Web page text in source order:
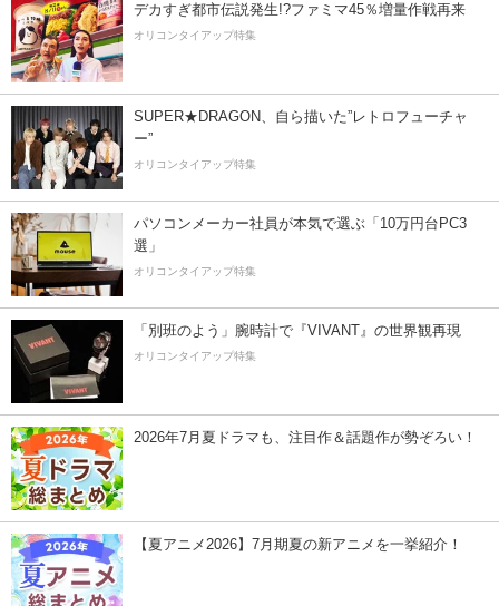
デカすぎ都市伝説発生!?ファミマ45％増量作戦再来
オリコンタイアップ特集
SUPER★DRAGON、自ら描いた”レトロフューチャ
ー”
オリコンタイアップ特集
パソコンメーカー社員が本気で選ぶ「10万円台PC3
選」
オリコンタイアップ特集
「別班のよう」腕時計で『VIVANT』の世界観再現
オリコンタイアップ特集
2026年7月夏ドラマも、注目作＆話題作が勢ぞろい！
【夏アニメ2026】7月期夏の新アニメを一挙紹介！